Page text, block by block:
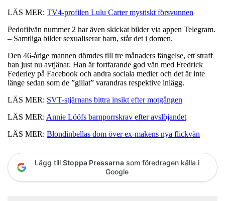
LÄS MER: TV4-profilen Lulu Carter mystiskt försvunnen
Pedofilvän nummer 2 har även skickat bilder via appen Telegram.
– Samtliga bilder sexualiserar barn, står det i domen.
Den 46-årige mannen dömdes till tre månaders fängelse, ett straff
han just nu avtjänar. Han är fortfarande god vän med Fredrick
Federley på Facebook och andra sociala medier och det är inte
länge sedan som de ”gillat” varandras respektive inlägg.
LÄS MER: SVT-stjärnans bittra insikt efter motgången
LÄS MER: Annie Lööfs barnporrskrav efter avslöjandet
LÄS MER: Blondinbellas dom över ex-makens nya flickvän
Lägg till Stoppa Pressarna som föredragen källa i
Google